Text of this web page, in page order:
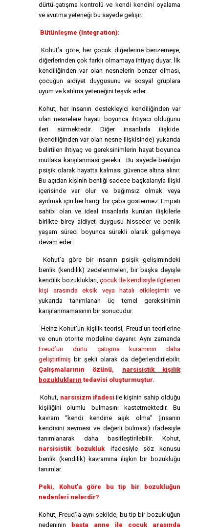
dürtü-çatışma kontrolü ve kendi kendini oyalama
ve avutma yeteneği bu sayede gelişir.
Bütünleşme (Integration):
Kohut’a göre, her çocuk diğerlerine benzemeye,
diğerlerinden çok farklı olmamaya ihtiyaç duyar. İlk
kendiliğinden var olan nesnelerin benzer olması,
çocuğun aidiyet duygusunu ve sosyal gruplara
uyum ve katılma yeteneğini teşvik eder.
Kohut, her insanın destekleyici kendiliğinden var
olan nesnelere hayatı boyunca ihtiyacı olduğunu
ileri sürmektedir. Diğer insanlarla ilişkide
(kendiliğinden var olan nesne ilişkisinde) yukarıda
belirtilen ihtiyaç ve gereksinimlerin hayat boyunca
mutlaka karşılanması gerekir. Bu sayede benliğin
psişik olarak hayatta kalması güvence altına alınır.
Bu açıdan kişinin benliği sadece başkalarıyla ilişki
içerisinde var olur ve bağımsız olmak veya
ayrılmak için her hangi bir çaba göstermez. Empati
sahibi olan ve ideal insanlarla kurulan ilişkilerle
birlikte birey aidiyet duygusu hisseder ve benlik
yaşam süreci boyunca sürekli olarak gelişmeye
devam eder.
Kohut’a göre bir insanın psişik gelişimindeki
benlik (kendilik) zedelenmeleri, bir başka deyişle
kendilik bozuklukları,çocuk ile kendisiyle ilgilenen
kişi arasında eksik veya hatalı etkileşimin ve
yukarıda tanımlanan üç temel gereksinimin
karşılanmamasının bir sonucudur.
Heinz Kohut’un kişilik teorisi, Freud’un teorilerine
ve onun otorite modeline dayanır. Aynı zamanda
Freud’un dürtü çatışma kuramının daha
geliştirilmiş bir şekli olarak da değerlendirilebilir.
Çalışmalarının özünü, narsisistik kişilik
bozuklukların tedavisi oluşturmuştur.
Kohut, narsisizm ifadesi ile kişinin sahip olduğu
kişiliğini olumlu bulmasını kastetmektedir. Bu
kavram “kendi kendine aşık olma” (insanın
kendisini sevmesi ve değerli bulması) ifadesiyle
tanımlanarak daha basitleştirilebilir. Kohut,
narsisistik bozukluk ifadesiyle söz konusu
benlik (kendilik) kavramına ilişkin bir bozukluğu
tanımlar.
Peki, Kohut’a göre bu tip bir bozukluğun
nedenleri nelerdir?
Kohut, Freud’la aynı şekilde, bu tip bir bozukluğun
nedeninin
başta anne ile çocuk arasında